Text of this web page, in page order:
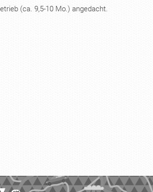
(ca. 9,5-10 Mo.) angedacht.